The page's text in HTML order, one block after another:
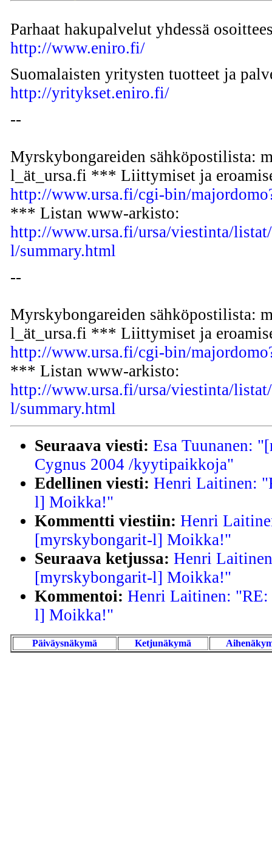
Parhaat hakupalvelut yhdessä
http://www.eniro.fi/
Suomalaisten yritysten tuotteet ja
http://yritykset.eniro.fi/
--
Myrskybongareiden sähköpostilista:
l_ät_ursa.fi *** Liittymiset ja
http://www.ursa.fi/cgi-bin/
*** Listan www-arkisto:
http://www.ursa.fi/ursa/viestinta/
l/summary.html
--
Myrskybongareiden sähköpostilista:
l_ät_ursa.fi *** Liittymiset ja
http://www.ursa.fi/cgi-bin/
*** Listan www-arkisto:
http://www.ursa.fi/ursa/viestinta/
l/summary.html
Seuraava viesti: Esa Tuunanen:
Cygnus 2004 /kyytipaikkoja"
Edellinen viesti: Henri Laitinen:
l] Moikka!"
Kommentti viestiin: Henri
[myrskybongarit-l] Moikka!"
Seuraava ketjussa: Henri
[myrskybongarit-l] Moikka!"
Kommentoi: Henri Laitinen:
l] Moikka!"
Päiväysnäkymä Ketjunäkymä